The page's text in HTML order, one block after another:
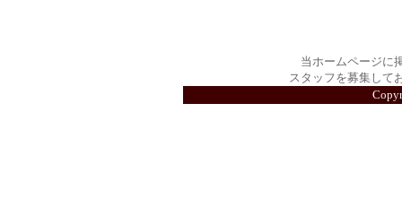
当ホームページに
スタッフを募集して